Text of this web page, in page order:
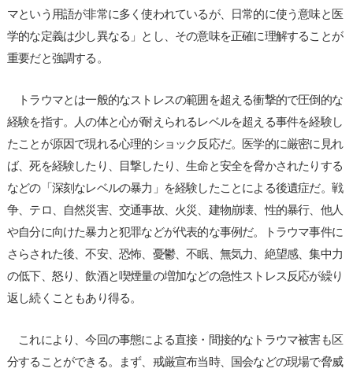
マという用語が非常に多く使われているが、日常的に使う意味と医
学的な定義は少し異なる」とし、その意味を正確に理解することが
重要だと強調する。
トラウマとは一般的なストレスの範囲を超える衝撃的で圧倒的な
経験を指す。人の体と心が耐えられるレベルを超える事件を経験し
たことが原因で現れる心理的ショック反応だ。医学的に厳密に見れ
ば、死を経験したり、目撃したり、生命と安全を脅かされたりする
などの「深刻なレベルの暴力」を経験したことによる後遺症だ。戦
争、テロ、自然災害、交通事故、火災、建物崩壊、性的暴行、他人
や自分に向けた暴力と犯罪などが代表的な事例だ。トラウマ事件に
さらされた後、不安、恐怖、憂鬱、不眠、無気力、絶望感、集中力
の低下、怒り、飲酒と喫煙量の増加などの急性ストレス反応が繰り
返し続くこともあり得る。
これにより、今回の事態による直接・間接的なトラウマ被害も区
分することができる。まず、戒厳宣布当時、国会などの現場で脅威